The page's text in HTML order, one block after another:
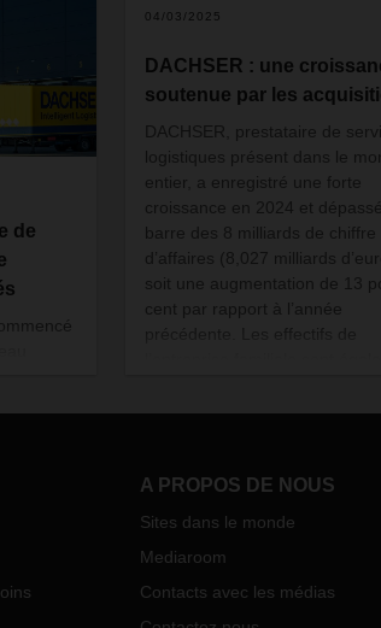
de
04/03/2025
DACHSER : une
soutenue par les
DACHSER, prestataire de
logistiques présent dans le
entier, a enregistré une forte
croissance en 2024 et
barre des 8 milliards de chiffre
d’affaires (8,027 milliards
soit une augmentation de 13
cent par rapport à l’année
que le nombre de ses sites
A PROPOS DE NOUS
Sites dans le monde
Mediaroom
Contacts avec les médias